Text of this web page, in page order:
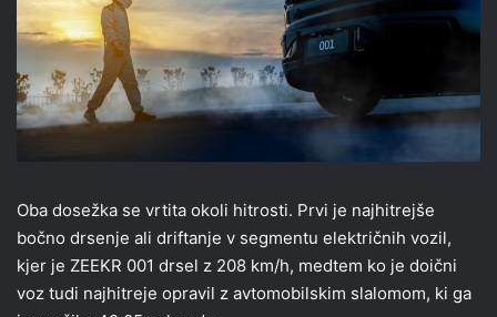
Oba dosežka se vrtita okoli hitrosti. Prvi je najhitrejše
bočno drsenje ali driftanje v segmentu električnih vozil,
kjer je ZEEKR 001 drsel z 208 km/h, medtem ko je doični
voz tudi najhitreje opravil z avtomobilskim slalomom, ki ga